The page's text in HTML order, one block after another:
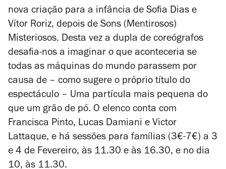
nova criação para a infância de Sofia Dias e
Vítor Roriz, depois de Sons (Mentirosos)
Misteriosos. Desta vez a dupla de coreógrafos
desafia-nos a imaginar o que aconteceria se
todas as máquinas do mundo parassem por
causa de – como sugere o próprio título do
espectáculo – Uma partícula mais pequena do
que um grão de pó. O elenco conta com
Francisca Pinto, Lucas Damiani e Victor
Lattaque, e há sessões para famílias (3€-7€) a 3
e 4 de Fevereiro, às 11.30 e às 16.30, e no dia
10, às 11.30.